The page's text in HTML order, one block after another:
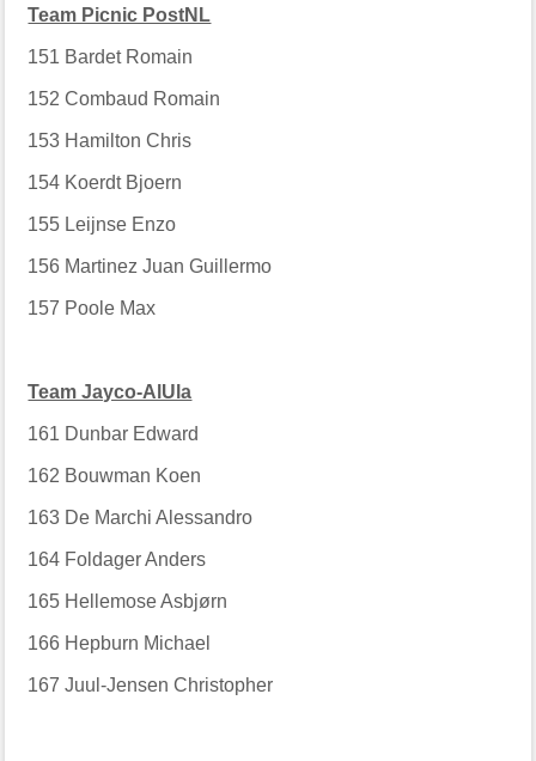
Team Picnic PostNL
151 Bardet Romain
152 Combaud Romain
153 Hamilton Chris
154 Koerdt Bjoern
155 Leijnse Enzo
156 Martinez Juan Guillermo
157 Poole Max
Team Jayco-AlUla
161 Dunbar Edward
162 Bouwman Koen
163 De Marchi Alessandro
164 Foldager Anders
165 Hellemose Asbjørn
166 Hepburn Michael
167 Juul-Jensen Christopher